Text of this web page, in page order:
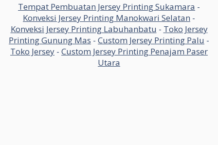
Tempat Pembuatan Jersey Printing Sukamara -
Konveksi Jersey Printing Manokwari Selatan -
Konveksi Jersey Printing Labuhanbatu - Toko Jersey
Printing Gunung Mas - Custom Jersey Printing Palu -
Toko Jersey - Custom Jersey Printing Penajam Paser
Utara